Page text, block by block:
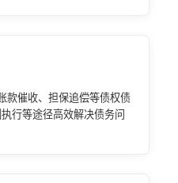
款催收、担保追偿等债权债
行等途径高效解决债务问